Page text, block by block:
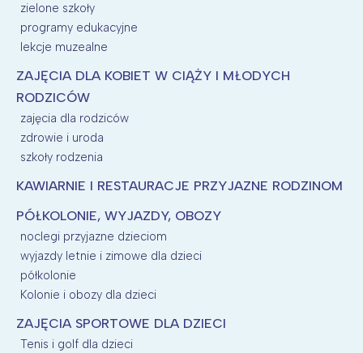
zielone szkoły
programy edukacyjne
lekcje muzealne
ZAJĘCIA DLA KOBIET W CIĄŻY I MŁODYCH
RODZICÓW
zajęcia dla rodziców
zdrowie i uroda
szkoły rodzenia
KAWIARNIE I RESTAURACJE PRZYJAZNE RODZINOM
PÓŁKOLONIE, WYJAZDY, OBOZY
noclegi przyjazne dzieciom
wyjazdy letnie i zimowe dla dzieci
półkolonie
Kolonie i obozy dla dzieci
ZAJĘCIA SPORTOWE DLA DZIECI
Tenis i golf dla dzieci